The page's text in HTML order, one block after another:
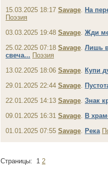
15.03.2025 18:17 Savage. На
Поэзия
03.03.2025 19:48 Savage. Жди
25.02.2025 07:18 Savage. Лишь
свеча... Поэзия
13.02.2025 18:06 Savage. Купи
29.01.2025 22:44 Savage.
22.01.2025 14:13 Savage. Знак
09.01.2025 16:31 Savage. В
01.01.2025 07:55 Savage. Река
Страницы: 1 2